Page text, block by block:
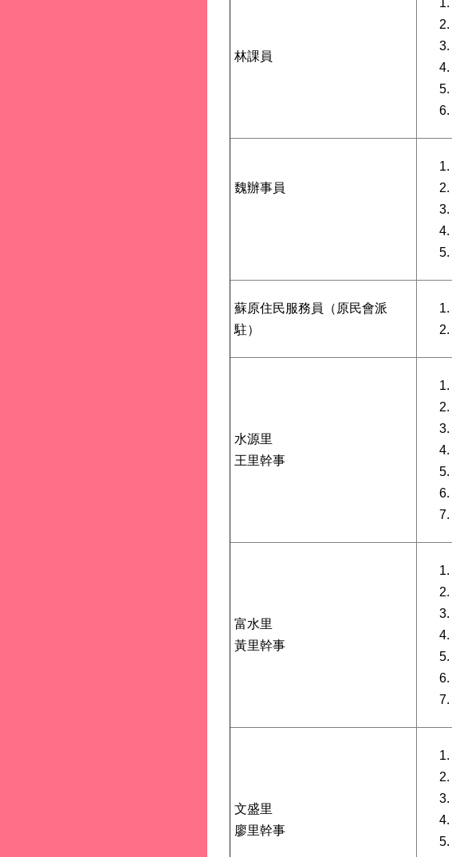
林課員
魏辦事員
蘇原住民服務員（原民會派
駐）
水源里
王里幹事
富水里
黃里幹事
文盛里
廖里幹事